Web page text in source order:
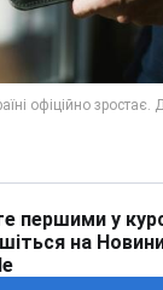
першими у
на